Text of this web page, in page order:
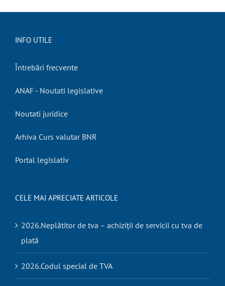
INFO UTILE
Întrebări frecvente
ANAF - Noutati legislative
Noutati juridice
Arhiva Curs valutar BNR
Portal legislativ
CELE MAI APRECIATE ARTICOLE
2026.Neplătitor de tva – achiziții de servicii cu tva de
plată
2026.Codul special de TVA